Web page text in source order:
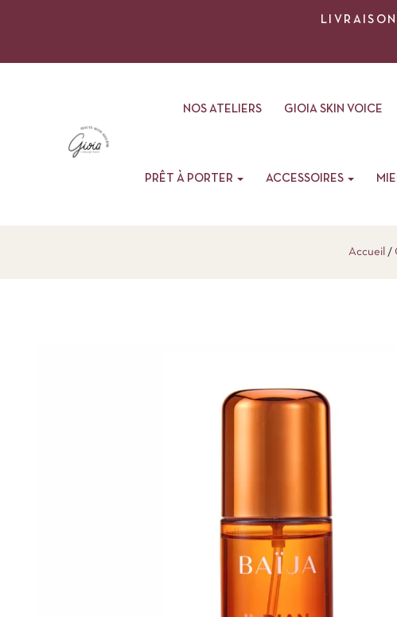
NOS ATELIERS GIOIA SKIN VOICE
PRÊT À PORTER ACCESSOIRES
Accueil